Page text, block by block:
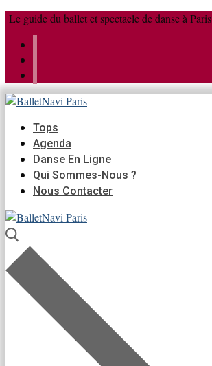
Aller
contenu
Menu
Fermer
Le guide du ballet et spectacle de danse à Paris
Tops
Agenda
Danse En Ligne
Qui Sommes-Nous ?
Nous Contacter